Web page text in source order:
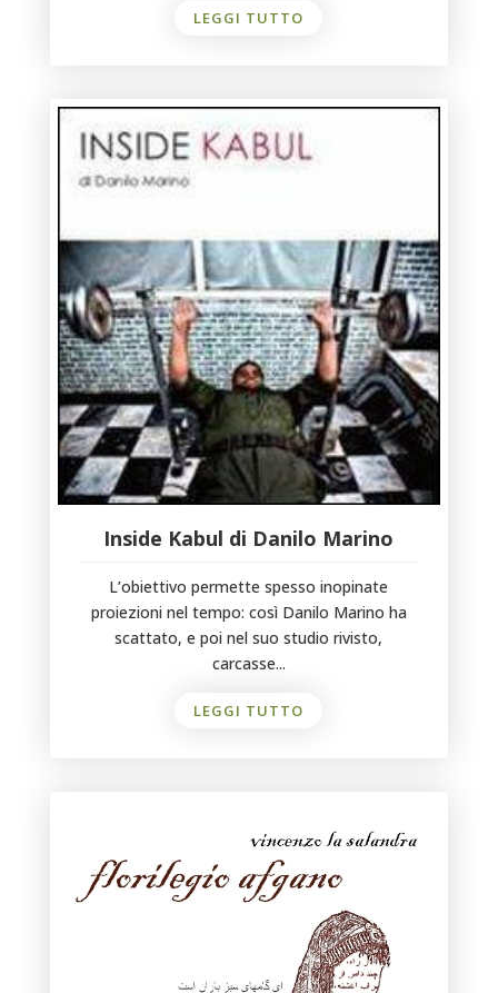
LEGGI TUTTO
Inside Kabul di Danilo Marino
L’obiettivo permette spesso inopinate
proiezioni nel tempo: così Danilo Marino ha
scattato, e poi nel suo studio rivisto,
carcasse...
LEGGI TUTTO